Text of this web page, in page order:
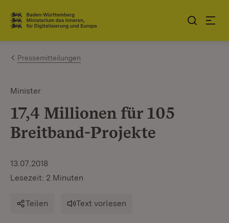
Zum Inhalt springen
Link zur Startseite
Pressemitteilungen
Minister
17,4 Millionen für 105
Breitband-Projekte
13.07.2018
Lesezeit: 2 Minuten
Teilen Text vorlesen